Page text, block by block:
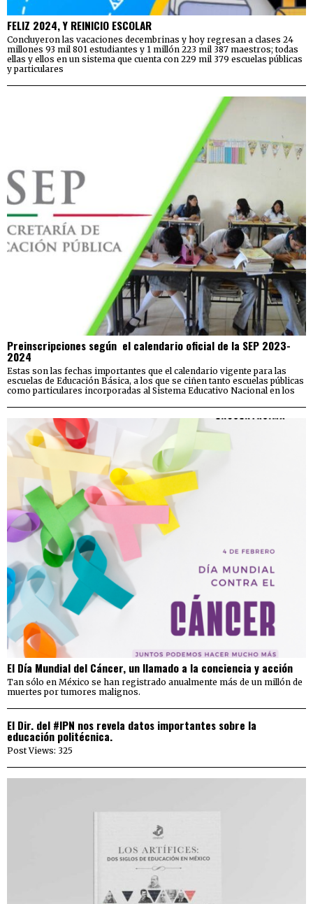
FELIZ 2024, Y REINICIO ESCOLAR
Concluyeron las vacaciones decembrinas y hoy regresan a clases 24
millones 93 mil 801 estudiantes y 1 millón 223 mil 387 maestros; todas
ellas y ellos en un sistema que cuenta con 229 mil 379 escuelas públicas
y particulares
Preinscripciones según el calendario oficial de la SEP 2023-
2024
Estas son las fechas importantes que el calendario vigente para las
escuelas de Educación Básica, a los que se ciñen tanto escuelas públicas
como particulares incorporadas al Sistema Educativo Nacional en los
El Día Mundial del Cáncer, un llamado a la conciencia y acción
Tan sólo en México se han registrado anualmente más de un millón de
muertes por tumores malignos.
El Dir. del #IPN nos revela datos importantes sobre la
educación politécnica.
Post Views: 325